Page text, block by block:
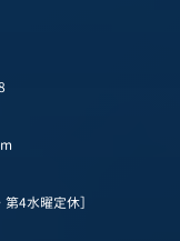
4水曜定休］